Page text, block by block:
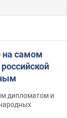
на самом
дипломатом и